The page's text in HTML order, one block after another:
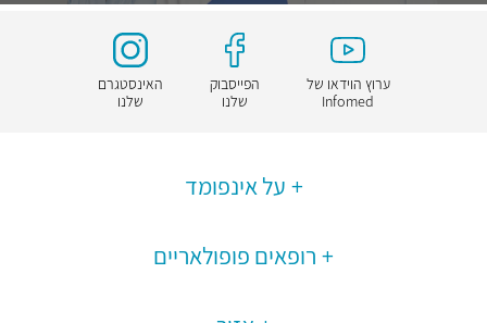
ערוץ הוידאו של
Infomed
הפייסבוק
שלנו
האינסטגרם
שלנו
על אינפומד
רופאים פופולאריים